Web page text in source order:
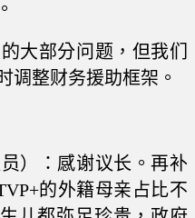
大部分问题，但我们
调整财务援助框架。
）：感谢议长。再补
的外籍母亲占比不